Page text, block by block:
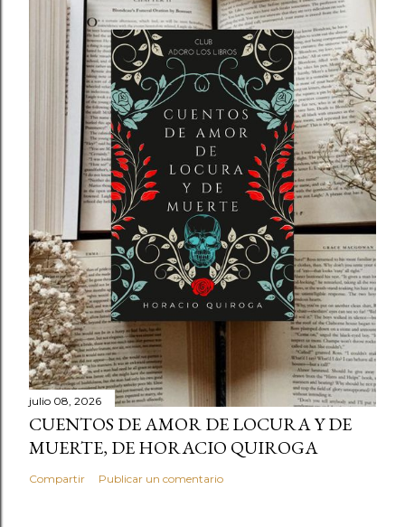
julio 08, 2026
CUENTOS DE AMOR DE LOCURA Y DE
MUERTE, DE HORACIO QUIROGA
Compartir Publicar un comentario